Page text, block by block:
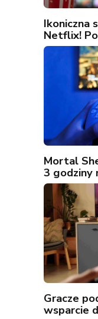
Ikoniczna
Netflix!
Mortal
3 godziny
Gracze
wsparcie